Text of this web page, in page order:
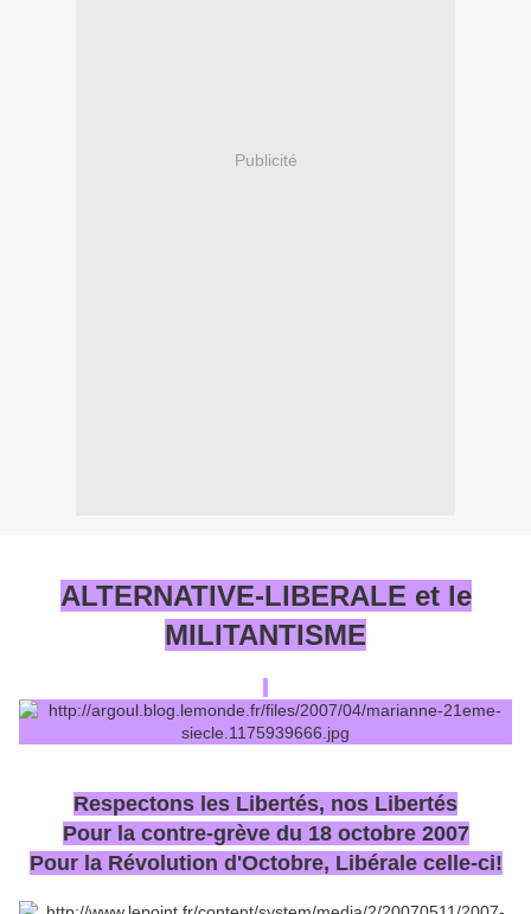
Publicité
ALTERNATIVE-LIBERALE et le
MILITANTISME
Respectons les Libertés, nos Libertés
Pour la contre-grève du 18 octobre 2007
Pour la Révolution d'Octobre, Libérale celle-ci!